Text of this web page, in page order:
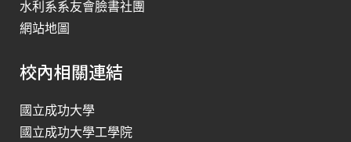
水利系系友會臉書社團
網站地圖
校內相關連結
國立成功大學
國立成功大學工學院